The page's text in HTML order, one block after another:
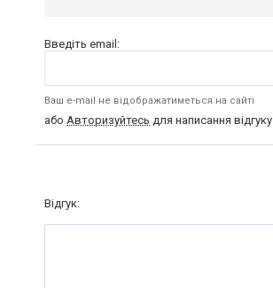
Введіть email:
Ваш e-mail не відображатиметься на сайті
або Авторизуйтесь для написання відгуку
Відгук: